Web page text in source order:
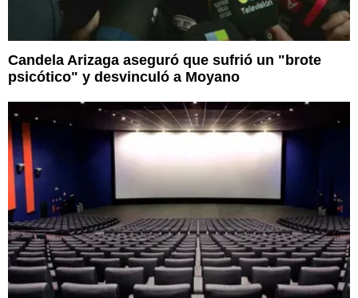
Candela Arizaga aseguró que sufrió un "brote
psicótico" y desvinculó a Moyano